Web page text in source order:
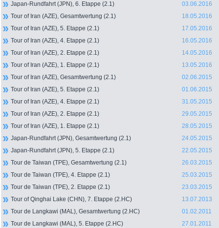
Japan-Rundfahrt (JPN), 6. Etappe (2.1)
03.06.2016
Tour of Iran (AZE), Gesamtwertung (2.1)
18.05.2016
Tour of Iran (AZE), 5. Etappe (2.1)
17.05.2016
Tour of Iran (AZE), 4. Etappe (2.1)
16.05.2016
Tour of Iran (AZE), 2. Etappe (2.1)
14.05.2016
Tour of Iran (AZE), 1. Etappe (2.1)
13.05.2016
Tour of Iran (AZE), Gesamtwertung (2.1)
02.06.2015
Tour of Iran (AZE), 5. Etappe (2.1)
01.06.2015
Tour of Iran (AZE), 4. Etappe (2.1)
31.05.2015
Tour of Iran (AZE), 2. Etappe (2.1)
29.05.2015
Tour of Iran (AZE), 1. Etappe (2.1)
28.05.2015
Japan-Rundfahrt (JPN), Gesamtwertung (2.1)
24.05.2015
Japan-Rundfahrt (JPN), 5. Etappe (2.1)
22.05.2015
Tour de Taiwan (TPE), Gesamtwertung (2.1)
26.03.2015
Tour de Taiwan (TPE), 4. Etappe (2.1)
25.03.2015
Tour de Taiwan (TPE), 2. Etappe (2.1)
23.03.2015
Tour of Qinghai Lake (CHN), 7. Etappe (2.HC)
13.07.2013
Tour de Langkawi (MAL), Gesamtwertung (2.HC)
01.02.2011
Tour de Langkawi (MAL), 5. Etappe (2.HC)
27.01.2011